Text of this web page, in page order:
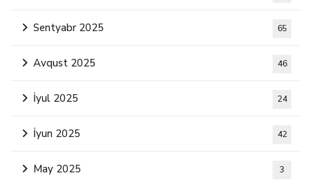
Sentyabr 2025 65
Avqust 2025 46
İyul 2025 24
İyun 2025 42
May 2025 3